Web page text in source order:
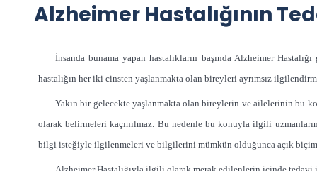
Alzheimer Hastalığının
İnsanda bunama yapan hastalıkların başında Alzheimer
hastalığın her iki cinsten yaşlanmakta olan bireyleri ayrımsız
Yakın bir gelecekte yaşlanmakta olan bireylerin ve ailelerinin bu
olarak belirmeleri kaçınılmaz. Bu nedenle bu konuyla ilgili uzmanların
bilgi isteğiyle ilgilenmeleri ve bilgilerini mümkün olduğunca açık